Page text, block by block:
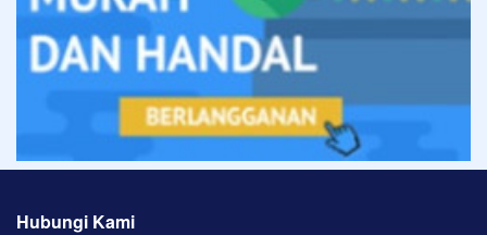
Hubungi Kami